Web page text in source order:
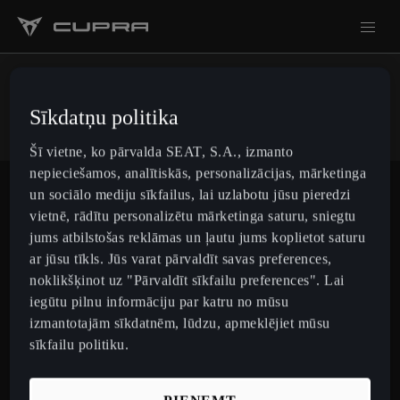
Kontakti
Sazinies ar mums
LatviaLatviešu
Modeļi
CUPRA Raval
Sīkdatņu politika
Šī vietne, ko pārvalda SEAT, S.A., izmanto
nepieciešamos, analītiskās, personalizācijas, mārketinga
un sociālo mediju sīkfailus, lai uzlabotu jūsu pieredzi
vietnē, rādītu personalizētu mārketinga saturu, sniegtu
jums atbilstošas reklāmas un ļautu jums koplietot saturu
ar jūsu tīkls. Jūs varat pārvaldīt savas preferences,
noklikšķinot uz "Pārvaldīt sīkfailu preferences". Lai
iegūtu pilnu informāciju par katru no mūsu
izmantotajām sīkdatnēm, lūdzu, apmeklējiet mūsu
sīkfailu politiku.